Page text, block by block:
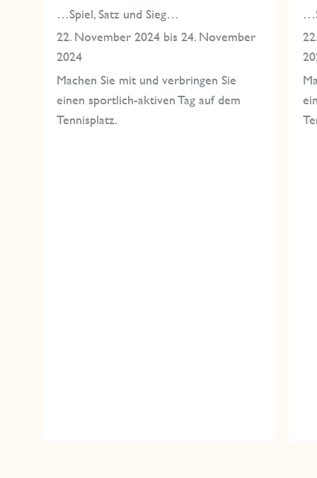
…Spiel, Satz und Sieg…
22. November 2024 bis 24. November
2024
Machen Sie mit und verbringen Sie
einen sportlich-aktiven Tag auf dem
Tennisplatz.